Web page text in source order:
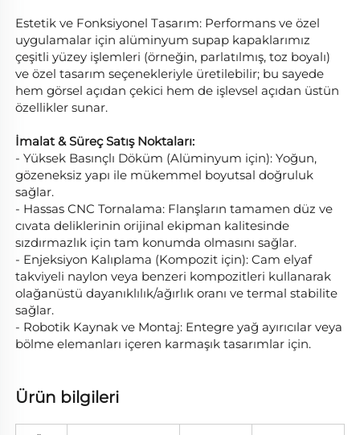
Estetik ve Fonksiyonel Tasarım: Performans ve özel
uygulamalar için alüminyum supap kapaklarımız
çeşitli yüzey işlemleri (örneğin, parlatılmış, toz boyalı)
ve özel tasarım seçenekleriyle üretilebilir; bu sayede
hem görsel açıdan çekici hem de işlevsel açıdan üstün
özellikler sunar.
İmalat & Süreç Satış Noktaları:
- Yüksek Basınçlı Döküm (Alüminyum için): Yoğun,
gözeneksiz yapı ile mükemmel boyutsal doğruluk
sağlar.
- Hassas CNC Tornalama: Flanşların tamamen düz ve
cıvata deliklerinin orijinal ekipman kalitesinde
sızdırmazlık için tam konumda olmasını sağlar.
- Enjeksiyon Kalıplama (Kompozit için): Cam elyaf
takviyeli naylon veya benzeri kompozitleri kullanarak
olağanüstü dayanıklılık/ağırlık oranı ve termal stabilite
sağlar.
- Robotik Kaynak ve Montaj: Entegre yağ ayırıcılar veya
bölme elemanları içeren karmaşık tasarımlar için.
Ürün bilgileri